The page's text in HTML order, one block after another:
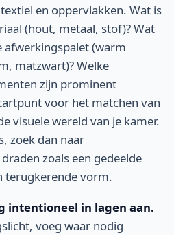
en oppervlakken. Wat is
(hout, metaal, stof)? Wat
afwerkingspalet (warm
matzwart)? Welke
zijn prominent
voor het matchen van
visuele wereld van je kamer.
zoek dan naar
zoals een gedeelde
terugkerende vorm.
intentioneel in lagen aan.
voeg waar nodig